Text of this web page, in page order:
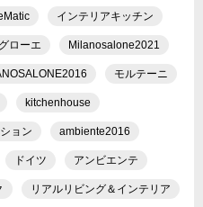
インテリアキッチン
ローエ Milanosalone2021
モルテーニ
kitchenhouse
ョン ambiente2016
ドイツ アンビエンテ
リアルリビング＆インテリア